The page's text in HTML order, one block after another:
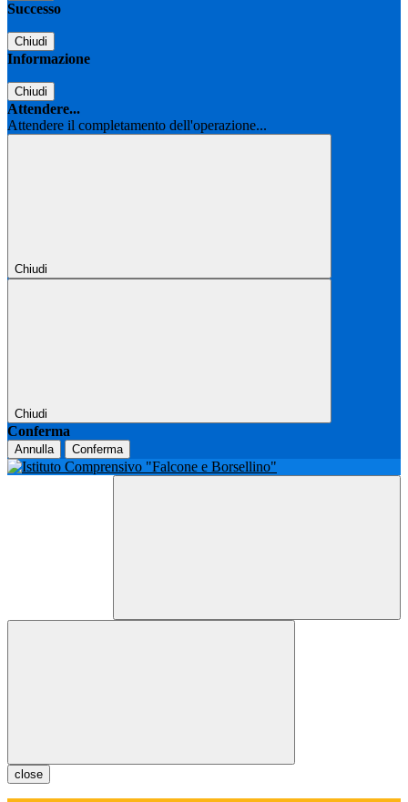
Successo
Chiudi
Informazione
Chiudi
Attendere...
Attendere il completamento dell'operazione...
Chiudi
Chiudi
Conferma
Annulla Conferma
close